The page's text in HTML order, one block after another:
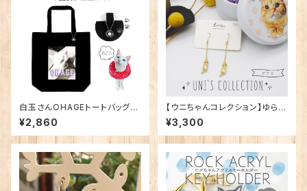
白玉さんOHAGEトートバッグ
（８月中旬発送）
¥2,860
【ウニちゃんコレクション】ゆらゆ
らピアス
¥3,300